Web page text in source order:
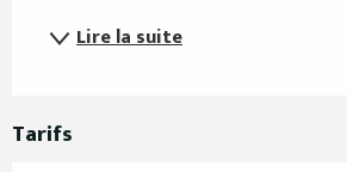
Lire la suite
Tarifs